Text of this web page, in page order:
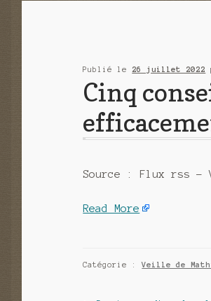
Publié le 26 juillet 2022
Cinq
Source : Flux rss –
Read More
Catégorie :Veille de